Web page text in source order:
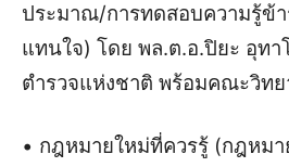
ประมาณ/การทดสอบความรู้ข้
แทนใจ) โดย พล.ต.อ.ปิยะ อุท
ตำรวจแห่งชาติ พร้อมคณะวิทย
• กฎหมายใหม่ที่ควรรู้ (กฎหมา